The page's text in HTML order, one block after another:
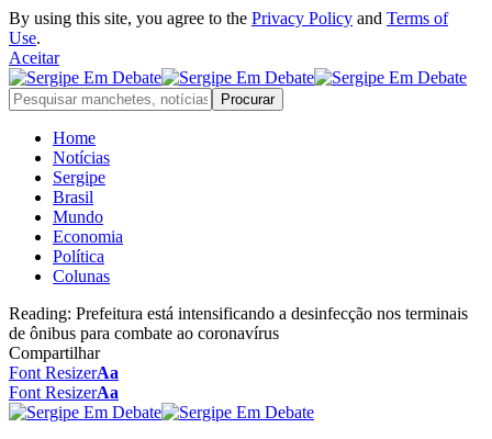
By using this site, you agree to the Privacy Policy and Terms of
Use.
Aceitar
Home
Notícias
Sergipe
Brasil
Mundo
Economia
Política
Colunas
Reading: Prefeitura está intensificando a desinfecção nos terminais
de ônibus para combate ao coronavírus
Compartilhar
Font ResizerAa
Font ResizerAa